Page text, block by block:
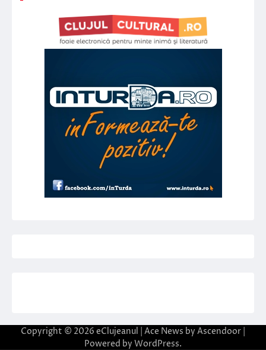
Copyright © 2026 eClujeanul | Ace News by Ascendoor
Powered by WordPress.